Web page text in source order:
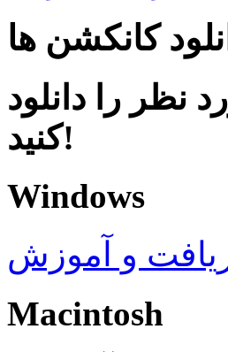
کانکشن ها
نظر را دانلود
کنید!
Windows
و آموزش
Macintosh